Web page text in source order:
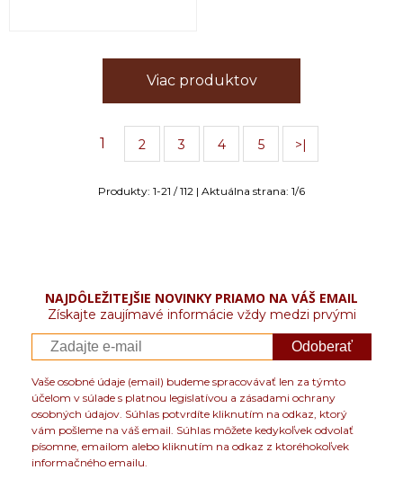
Viac produktov
1 2 3 4 5 >|
Produkty: 1-21 /112 | Aktuálna strana: 1/6
NAJDÔLEŽITEJŠIE NOVINKY PRIAMO NA VÁŠ EMAIL
Získajte zaujímavé informácie vždy medzi prvými
Odoberať
Vaše osobné údaje (email) budeme spracovávať len za týmto
účelom v súlade s platnou legislatívou a zásadami ochrany
osobných údajov. Súhlas potvrdíte kliknutím na odkaz, ktorý
vám pošleme na váš email. Súhlas môžete kedykoľvek odvolať
písomne, emailom alebo kliknutím na odkaz z ktoréhokoľvek
informačného emailu.